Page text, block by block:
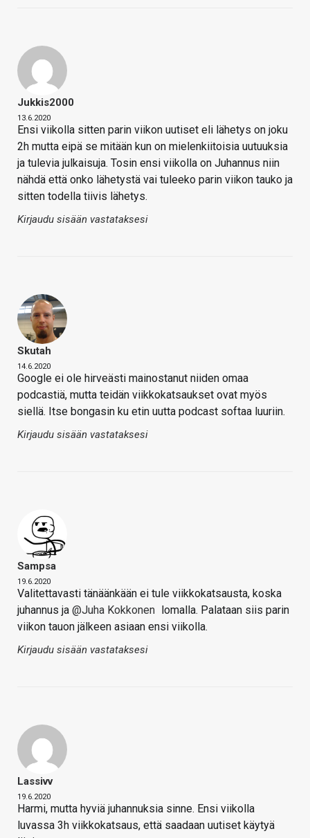
Jukkis2000
13.6.2020
Ensi viikolla sitten parin viikon uutiset eli lähetys on joku
2h mutta eipä se mitään kun on mielenkiitoisia uutuuksia
ja tulevia julkaisuja. Tosin ensi viikolla on Juhannus niin
nähdä että onko lähetystä vai tuleeko parin viikon tauko ja
sitten todella tiivis lähetys.
Kirjaudu sisään vastataksesi
Skutah
14.6.2020
Google ei ole hirveästi mainostanut niiden omaa
podcastiä, mutta teidän viikkokatsaukset ovat myös
siellä. Itse bongasin ku etin uutta podcast softaa luuriin.
Kirjaudu sisään vastataksesi
Sampsa
19.6.2020
Valitettavasti tänäänkään ei tule viikkokatsausta, koska
juhannus ja @Juha Kokkonen lomalla. Palataan siis parin
viikon tauon jälkeen asiaan ensi viikolla.
Kirjaudu sisään vastataksesi
Lassivv
19.6.2020
Harmi, mutta hyviä juhannuksia sinne. Ensi viikolla
luvassa 3h viikkokatsaus, että saadaan uutiset käytyä